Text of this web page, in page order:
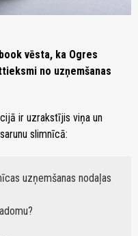
vēsta, ka Ogres
no uzņemšanas
ir uzrakstījis viņa un
slimnīcā:
uzņemšanas nodaļas